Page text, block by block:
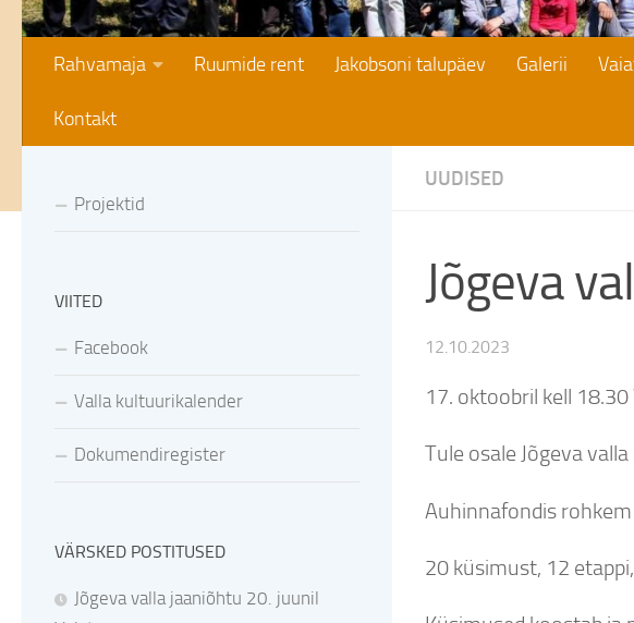
Rahvamaja Ruumide rent Jakobsoni talupäev Galerii
Kontakt
UUDISED
Jõgeva
12.10.2023
17. oktoobril kell
Tule osale Jõgeva
Auhinnafondis
20 küsimust, 12
Projektid
VIITED
Facebook
Valla kultuurikalender
Dokumendiregister
VÄRSKED POSTITUSED
Jõgeva valla jaaniõhtu 20. juunil